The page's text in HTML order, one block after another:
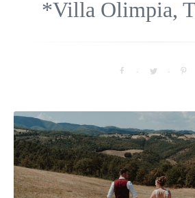
*Villa Olimpia,